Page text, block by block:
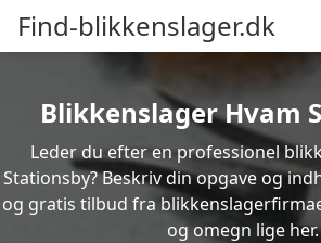
Find-blikkenslager.dk
Blikkenslager Hvam
Leder du efter en professionel
Stationsby? Beskriv din opgave og
og gratis tilbud fra
og omegn lige her.